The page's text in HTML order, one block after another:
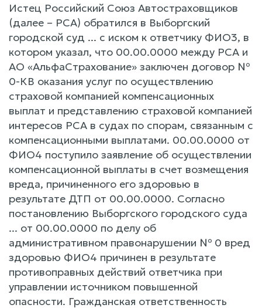
Истец Российский Союз Автостраховщиков
(далее – РСА) обратился в Выборгский
городской суд ... с иском к ответчику ФИО3, в
котором указал, что 00.00.0000 между РСА и
АО «АльфаСтрахование» заключен договор №
0-КВ оказания услуг по осуществлению
страховой компанией компенсационных
выплат и представлению страховой компанией
интересов РСА в судах по спорам, связанным с
компенсационными выплатами. 00.00.0000 от
ФИО4 поступило заявление об осуществлении
компенсационной выплаты в счет возмещения
вреда, причиненного его здоровью в
результате ДТП от 00.00.0000. Согласно
постановлению Выборгского городского суда
... от 00.00.0000 по делу об
административном правонарушении № 0 вред
здоровью ФИО4 причинен в результате
противоправных действий ответчика при
управлении источником повышенной
опасности. Гражданская ответственность